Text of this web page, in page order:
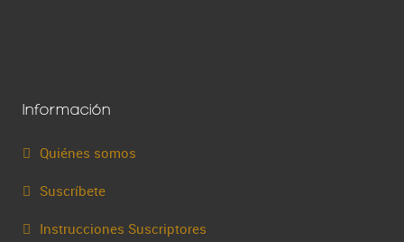
Información
Quiénes somos
Suscríbete
Instrucciones Suscriptores